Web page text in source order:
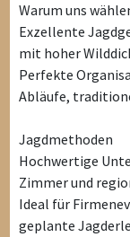
Warum uns
Exzellente
mit hoher
Perfekte
Abläufe,
Jagdmethoden
Hochwertige
Zimmer und
Ideal für
geplante